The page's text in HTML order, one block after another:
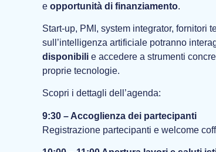
e opportunità di finanziamento.
Start‑up, PMI, system integrator,
sull’intelligenza artificiale potranno
disponibili e accedere a strumenti
proprie tecnologie.
Scopri i dettagli dell’agenda:
9:30 – Accoglienza dei partecipanti
Registrazione partecipanti e welcome